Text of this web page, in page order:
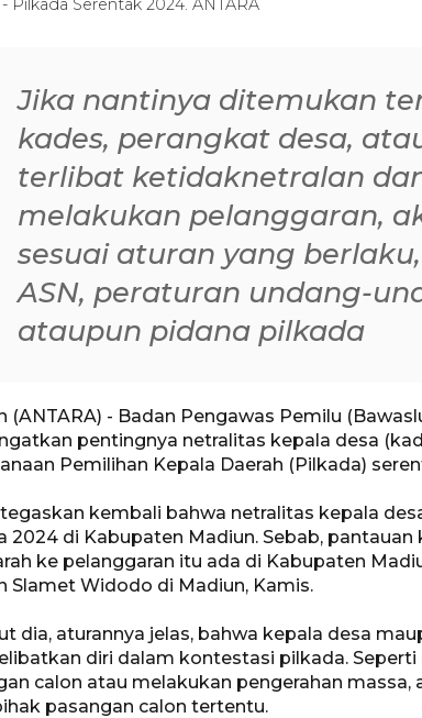
- Pilkada Serentak 2024. ANTARA
Jika nantinya ditemukan
kades, perangkat desa,
terlibat ketidaknetralan
melakukan pelanggaran,
sesuai aturan yang
ASN, peraturan undang-
ataupun pidana pilkada
(ANTARA) - Badan Pengawas Pemilu
pentingnya netralitas kepala desa
Pemilihan Kepala Daerah (Pilkada)
kembali bahwa netralitas kepala
2024 di Kabupaten Madiun. Sebab,
ke pelanggaran itu ada di Kabupaten
Slamet Widodo di Madiun, Kamis.
dia, aturannya jelas, bahwa kepala desa
diri dalam kontestasi pilkada.
calon atau melakukan pengerahan
pasangan calon tertentu.